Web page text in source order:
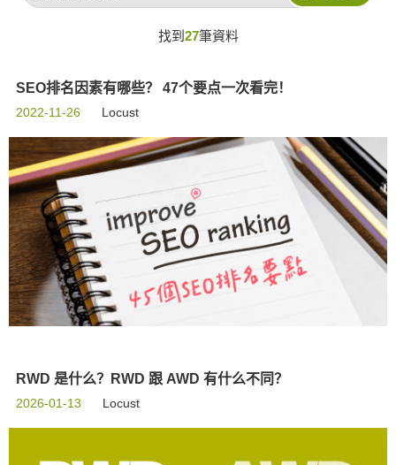
找到 27筆資料
SEO排名因素有哪些？ 47个要点一次看完！
2022-11-26 Locust
RWD 是什么？RWD 跟 AWD 有什么不同？
2026-01-13 Locust